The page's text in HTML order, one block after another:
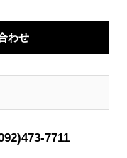
わせ
7711